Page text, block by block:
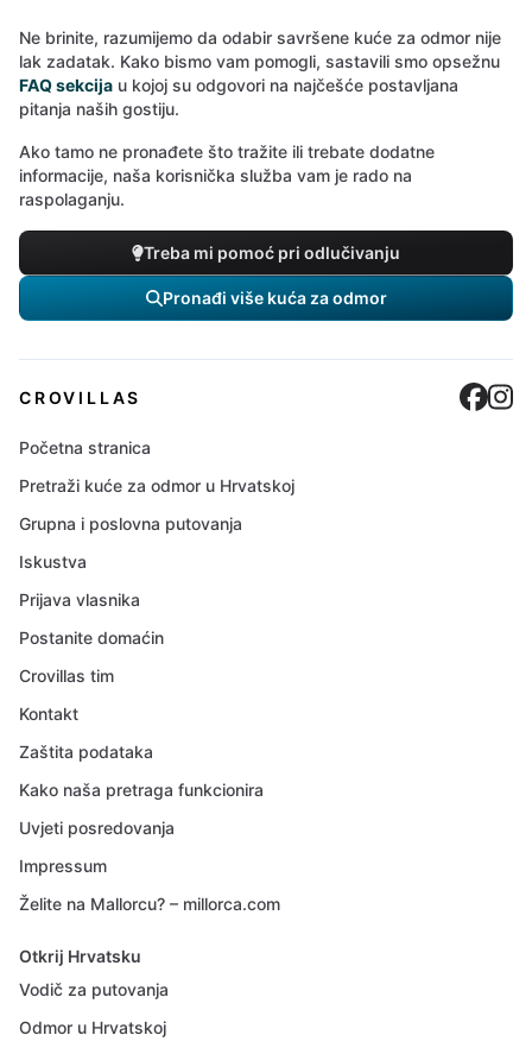
Ne brinite, razumijemo da odabir savršene kuće za odmor nije
lak zadatak. Kako bismo vam pomogli, sastavili smo opsežnu
FAQ sekcija u kojoj su odgovori na najčešće postavljana
pitanja naših gostiju.
Ako tamo ne pronađete što tražite ili trebate dodatne
informacije, naša korisnička služba vam je rado na
raspolaganju.
Treba mi pomoć pri odlučivanju
Pronađi više kuća za odmor
CROVILLAS
Početna stranica
Pretraži kuće za odmor u Hrvatskoj
Grupna i poslovna putovanja
Iskustva
Prijava vlasnika
Postanite domaćin
Crovillas tim
Kontakt
Zaštita podataka
Kako naša pretraga funkcionira
Uvjeti posredovanja
Impressum
Želite na Mallorcu? – millorca.com
Otkrij Hrvatsku
Vodič za putovanja
Odmor u Hrvatskoj